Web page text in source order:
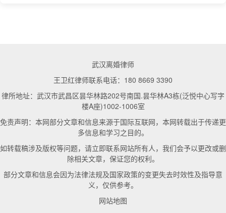
武汉离婚律师
王卫红律师联系电话：180 8669 3390
律所地址：武汉市武昌区昙华林路202号南国.昙华林A3栋(泛悦中心写字
楼A座)1002-1006室
免责声明：本网部分文章和信息来源于国际互联网，本网转载出于传递更
多信息和学习之目的。
如转载稿涉及版权等问题，请立即联系网站所有人，我们会予以更改或删
除相关文章，保证您的权利。
部分文章和信息会因为法律法规及国家政策的变更失去时效性及指导意
义，仅供参考。
网站地图